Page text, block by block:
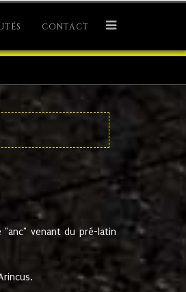
CONTACT
"anc" venant du pré-latin